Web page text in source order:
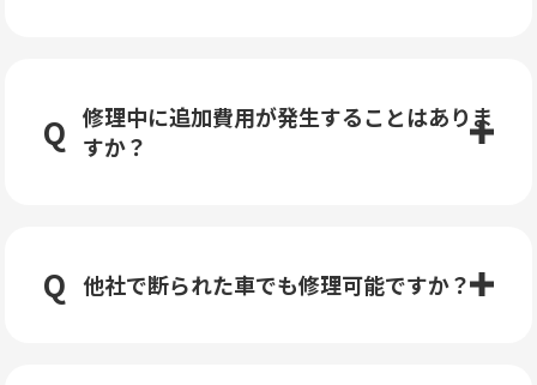
修理中に追加費用が発生することはありま
すか？
他社で断られた車でも修理可能ですか？